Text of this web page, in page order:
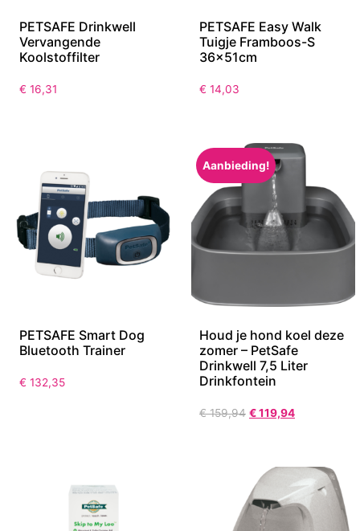
PETSAFE Drinkwell
Vervangende
Koolstoffilter
€ 16,31
PETSAFE Easy Walk
Tuigje Framboos-S
36x51cm
€ 14,03
PETSAFE Smart Dog
Bluetooth Trainer
€ 132,35
Aanbieding!
Houd je hond koel deze
zomer – PetSafe
Drinkwell 7,5 Liter
Drinkfontein
€159,94 €119,94